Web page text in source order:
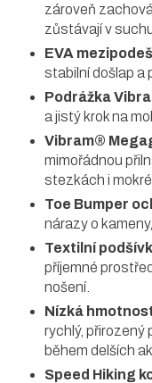
zároveň
zůstávají v
EVA
stabilní došlap a
Podrážka
a jistý krok na
Vibram®
mimořádnou
stezkách i
Toe Bumper
nárazy o
Textilní
příjemné
nošení.
Nízká
rychlý, přirozený
během delších
Speed Hiking